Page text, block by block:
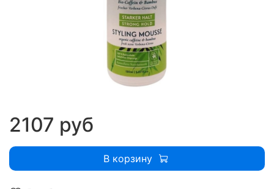
2107 руб
В корзину